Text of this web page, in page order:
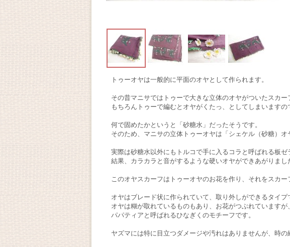
トゥーオヤは一般的に平面のオヤとして作られます。
その昔マニサではトゥーで大きな立体のオヤがついたスカー
もちろんトゥーで編むとオヤがくたっ、としてしまいますの
何で固めたかというと「砂糖水」だったそうです。
そのため、マニサの立体トゥーオヤは「シェケル（砂糖）オ
実際は砂糖水以外にもトルコで手に入るコラと呼ばれる板ゼ
結果、カラカラと音がするような硬いオヤができあがりまし
このオヤスカーフはトゥーオヤのお花を作り、それをスカ
オヤはブレード状に作られていて、取り外しができるタイプ
オヤは糊が取れているものもあり、お花がつぶれています
パパティアと呼ばれるひなぎくのモチーフです。
ヤズマには特に目立つダメージや汚れはありませんが、時の